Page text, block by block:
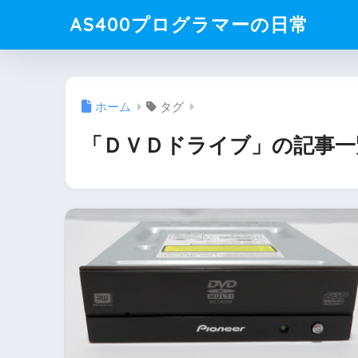
AS400プログラマーの日常
ホーム タグ
「ＤＶＤドライブ」の記事